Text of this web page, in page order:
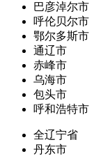
巴彦淖尔市
呼伦贝尔市
鄂尔多斯市
通辽市
赤峰市
乌海市
包头市
呼和浩特市
全辽宁省
丹东市